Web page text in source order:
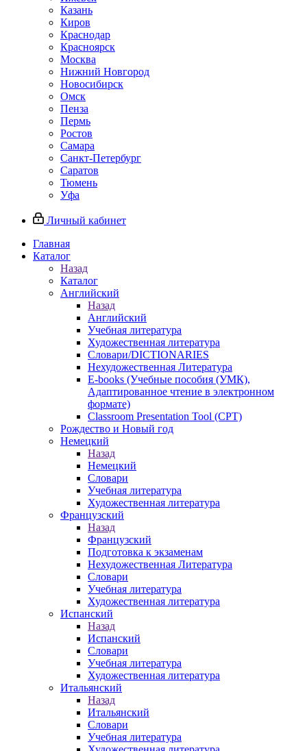
Казань
Киров
Краснодар
Красноярск
Москва
Нижний Новгород
Новосибирск
Омск
Пенза
Пермь
Ростов
Самара
Санкт-Петербург
Саратов
Тюмень
Уфа
Личный кабинет
Главная
Каталог
Назад
Каталог
Английский
Назад
Английский
Учебная литература
Художественная литература
Словари/DICTIONARIES
Нехудожественная Литература
E-books (Учебные пособия (УМК),
Адаптированное чтение в электронном
формате)
Classroom Presentation Tool (CPT)
Рождество и Новый год
Немецкий
Назад
Немецкий
Словари
Учебная литература
Художественная литература
Французский
Назад
Французский
Подготовка к экзаменам
Нехудожественная Литература
Словари
Учебная литература
Художественная литература
Испанский
Назад
Испанский
Словари
Учебная литература
Художественная литература
Итальянский
Назад
Итальянский
Словари
Учебная литература